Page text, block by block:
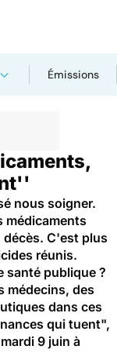
Émissions
nous soigner.
médicaments
C'est plus
réunis.
santé publique ?
médecins, des
dans ces
qui tuent",
9 juin à